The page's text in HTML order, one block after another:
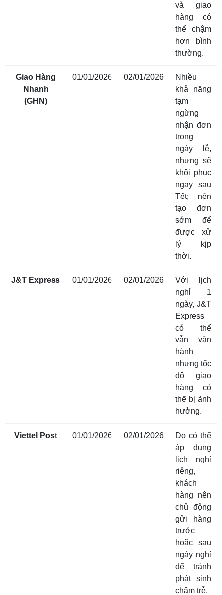
và giao
hàng có
thể chậm
hơn bình
thường.
Giao Hàng
Nhanh
(GHN)
01/01/2026 02/01/2026
Nhiều
khả năng
tạm
ngừng
nhận đơn
trong
ngày lễ,
nhưng sẽ
khôi phục
ngay sau
Tết; nên
tạo đơn
sớm để
được xử
lý kịp
thời.
J&T Express 01/01/2026 02/01/2026
Với lịch
nghỉ 1
ngày, J&T
Express
có thể
vẫn vận
hành
nhưng tốc
độ giao
hàng có
thể bị ảnh
hưởng.
Viettel Post 01/01/2026 02/01/2026
Do có thể
áp dụng
lịch nghỉ
riêng,
khách
hàng nên
chủ động
gửi hàng
trước
hoặc sau
ngày nghỉ
để tránh
phát sinh
chậm trễ.